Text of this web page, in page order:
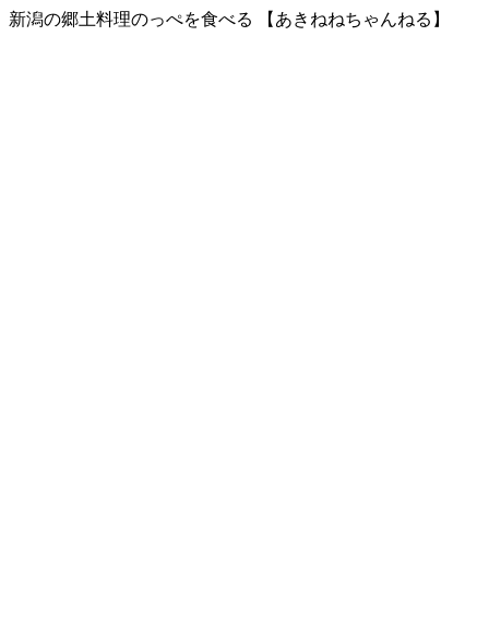
新潟の郷土料理のっぺを食べる 【あきねねちゃんねる】